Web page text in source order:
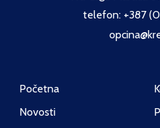
telefon: +387
Početna
Novosti